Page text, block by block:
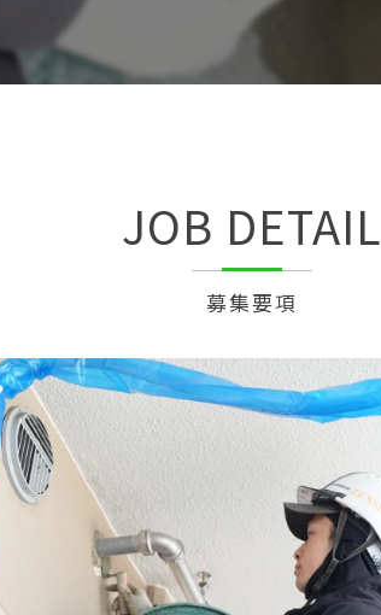
募集要項
JOB DETAIL